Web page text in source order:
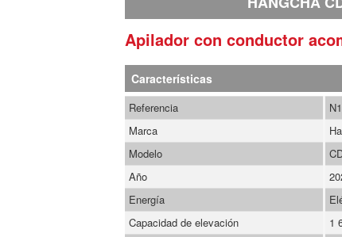
Apilador con conductor
Características
Referencia
Marca
Modelo
Año
Energía
Capacidad de elevación
1